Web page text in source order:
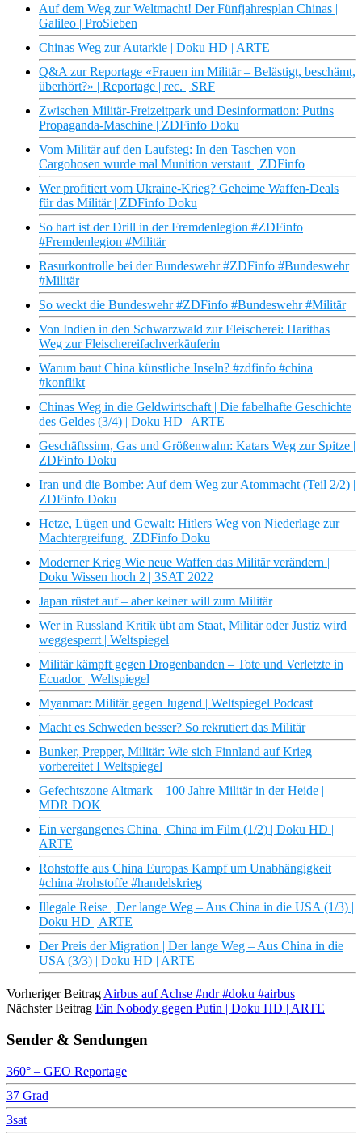
Auf dem Weg zur Weltmacht! Der Fünfjahresplan Chinas |
Galileo | ProSieben
Chinas Weg zur Autarkie | Doku HD | ARTE
Q&A zur Reportage «Frauen im Militär – Belästigt, beschämt,
überhört?» | Reportage | rec. | SRF
Zwischen Militär-Freizeitpark und Desinformation: Putins
Propaganda-Maschine | ZDFinfo Doku
Vom Militär auf den Laufsteg: In den Taschen von
Cargohosen wurde mal Munition verstaut | ZDFinfo
Wer profitiert vom Ukraine-Krieg? Geheime Waffen-Deals
für das Militär | ZDFinfo Doku
So hart ist der Drill in der Fremdenlegion #ZDFinfo
#Fremdenlegion #Militär
Rasurkontrolle bei der Bundeswehr #ZDFinfo #Bundeswehr
#Militär
So weckt die Bundeswehr #ZDFinfo #Bundeswehr #Militär
Von Indien in den Schwarzwald zur Fleischerei: Harithas
Weg zur Fleischereifachverkäuferin
Warum baut China künstliche Inseln? #zdfinfo #china
#konflikt
Chinas Weg in die Geldwirtschaft | Die fabelhafte Geschichte
des Geldes (3/4) | Doku HD | ARTE
Geschäftssinn, Gas und Größenwahn: Katars Weg zur Spitze |
ZDFinfo Doku
Iran und die Bombe: Auf dem Weg zur Atommacht (Teil 2/2) |
ZDFinfo Doku
Hetze, Lügen und Gewalt: Hitlers Weg von Niederlage zur
Machtergreifung | ZDFinfo Doku
Moderner Krieg Wie neue Waffen das Militär verändern |
Doku Wissen hoch 2 | 3SAT 2022
Japan rüstet auf – aber keiner will zum Militär
Wer in Russland Kritik übt am Staat, Militär oder Justiz wird
weggesperrt | Weltspiegel
Militär kämpft gegen Drogenbanden – Tote und Verletzte in
Ecuador | Weltspiegel
Myanmar: Militär gegen Jugend | Weltspiegel Podcast
Macht es Schweden besser? So rekrutiert das Militär
Bunker, Prepper, Militär: Wie sich Finnland auf Krieg
vorbereitet I Weltspiegel
Gefechtszone Altmark – 100 Jahre Militär in der Heide |
MDR DOK
Ein vergangenes China | China im Film (1/2) | Doku HD |
ARTE
Rohstoffe aus China Europas Kampf um Unabhängigkeit
#china #rohstoffe #handelskrieg
Illegale Reise | Der lange Weg – Aus China in die USA (1/3) |
Doku HD | ARTE
Der Preis der Migration | Der lange Weg – Aus China in die
USA (3/3) | Doku HD | ARTE
Vorheriger Beitrag Airbus auf Achse #ndr #doku #airbus
Nächster Beitrag Ein Nobody gegen Putin | Doku HD | ARTE
Sender & Sendungen
360° – GEO Reportage
37 Grad
3sat